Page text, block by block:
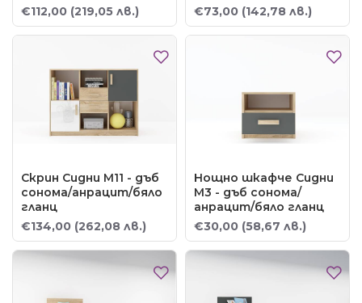
€112,00 (219,05 лв.)
€73,00 (142,78 лв.)
Скрин Сидни М11 - дъб
сонома/анрацит/бяло
гланц
€134,00 (262,08 лв.)
Нощно шкафче Сидни
М3 - дъб сонома/
анрацит/бяло гланц
€30,00 (58,67 лв.)